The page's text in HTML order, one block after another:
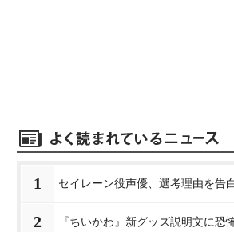
1 セイレーン役声優、選考理由を告
2 『ちいかわ』新グッズ説明文に恐